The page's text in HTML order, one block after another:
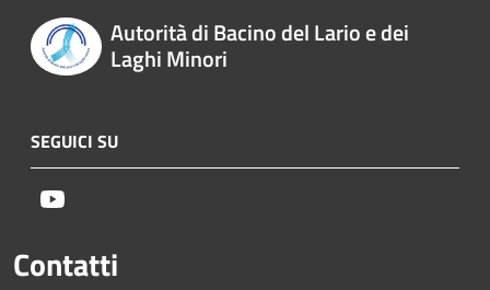
Autorità di Bacino del Lario e dei
Laghi Minori
SEGUICI SU
Contatti